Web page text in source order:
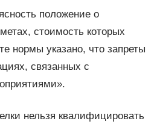
положение о
стоимость которых
нормы указано, что запреты
связанных с
нельзя квалифицировать